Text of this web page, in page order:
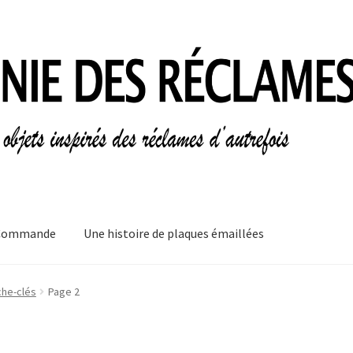
Une histoire de plaques émaillées
Informations légales
clés Page 2